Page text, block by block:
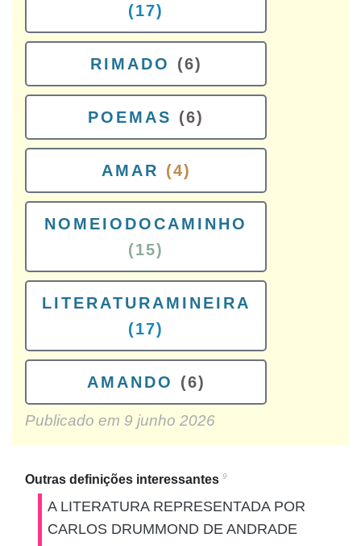
(17)
RIMADO (6)
POEMAS (6)
AMAR (4)
NOMEIODOCAMINHO
(15)
LITERATURAMINEIRA
(17)
AMANDO (6)
Publicado em 9 junho 2026
Outras definições interessantes 9
A LITERATURA REPRESENTADA POR
CARLOS DRUMMOND DE ANDRADE